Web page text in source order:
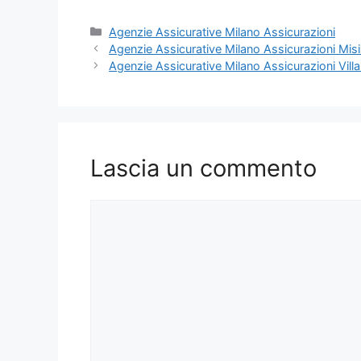
Categorie
Agenzie Assicurative Milano Assicurazioni
Agenzie Assicurative Milano Assicurazioni
Agenzie Assicurative Milano Assicurazioni
Lascia un commento